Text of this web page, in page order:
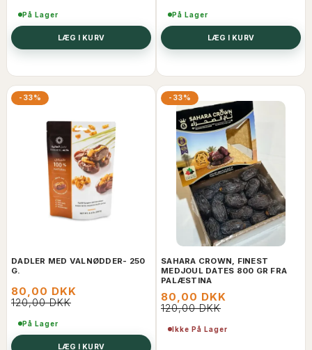
På Lager
LÆG I KURV
På Lager
LÆG I KURV
-33%
DADLER MED VALNØDDER- 250
G.
80,00 DKK
120,00 DKK
På Lager
LÆG I KURV
-33%
SAHARA CROWN, FINEST
MEDJOUL DATES 800 GR FRA
PALÆSTINA
80,00 DKK
120,00 DKK
Ikke På Lager